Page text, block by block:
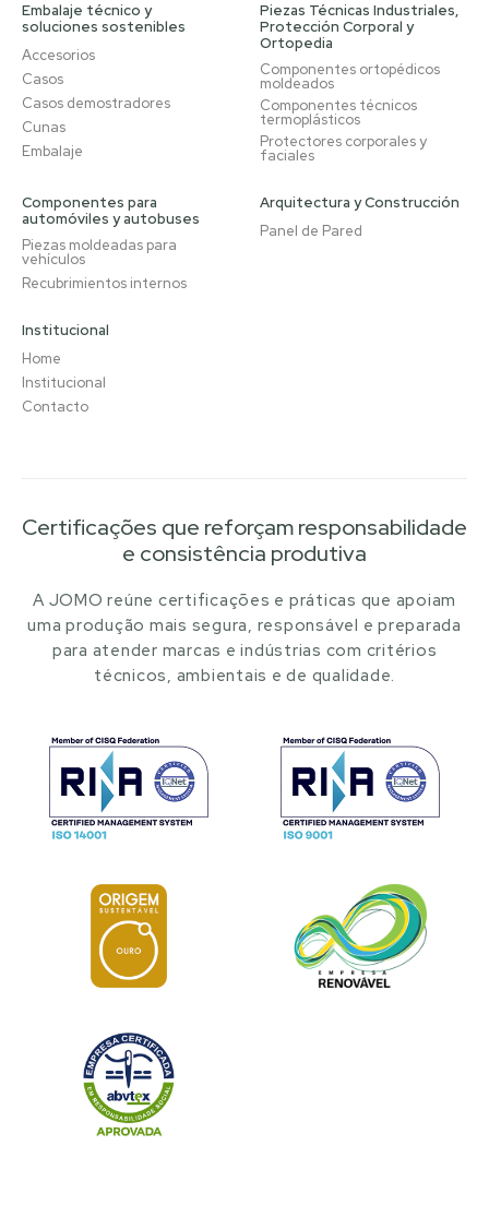
Embalaje técnico y
soluciones sostenibles
Accesorios
Casos
Casos demostradores
Cunas
Embalaje
Piezas Técnicas Industriales,
Protección Corporal y
Ortopedia
Componentes ortopédicos
moldeados
Componentes técnicos
termoplásticos
Protectores corporales y
faciales
Componentes para
automóviles y autobuses
Piezas moldeadas para
vehículos
Recubrimientos internos
Arquitectura y Construcción
Panel de Pared
Institucional
Home
Institucional
Contacto
Certificações que reforçam responsabilidade
e consistência produtiva
A JOMO reúne certificações e práticas que apoiam
uma produção mais segura, responsável e preparada
para atender marcas e indústrias com critérios
técnicos, ambientais e de qualidade.